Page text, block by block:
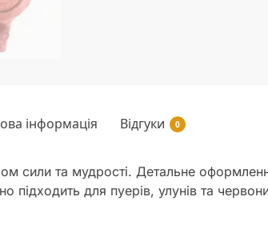
інформація Відгуки 0
сили та мудрості. Детальне
для пуерів, улунів та